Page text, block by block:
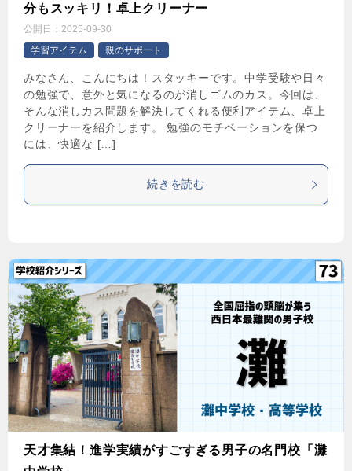
分もスッキリ！卓上クリーナー
公開日： 2025-09-30
学習アイテム
親のサポート
みなさん、こんにちは！スタッキーです。中学受験や日々
の勉強で、意外と気になるのが消しゴムのカス。今回は、
そんな消しカス問題を解決してくれる便利アイテム、卓上
クリーナーを紹介します。 勉強のモチベーションを保つ
には、快適な […]
続きを読む
天才集結！進学実績がすごすぎる男子の名門校「灘